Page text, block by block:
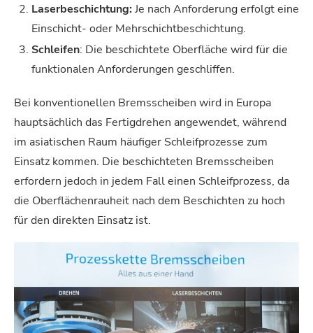
Laserbeschichtung: Je nach Anforderung erfolgt eine
Einschicht- oder Mehrschichtbeschichtung.
Schleifen: Die beschichtete Oberfläche wird für die
funktionalen Anforderungen geschliffen.
Bei konventionellen Bremsscheiben wird in Europa
hauptsächlich das Fertigdrehen angewendet, während
im asiatischen Raum häufiger Schleifprozesse zum
Einsatz kommen. Die beschichteten Bremsscheiben
erfordern jedoch in jedem Fall einen Schleifprozess, da
die Oberflächenrauheit nach dem Beschichten zu hoch
für den direkten Einsatz ist.